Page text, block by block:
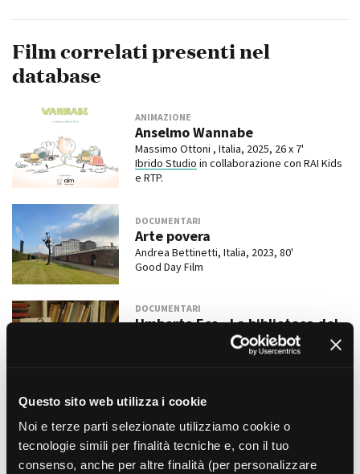
Questo sito web utilizza i cookie
Noi e terze parti selezionate utilizziamo cookie o
tecnologie simili per finalità tecniche e, con il tuo
consenso, anche per altre finalità (per personalizzare
BOOK DATABASE
NEWS
economia
Amministrazione trasparente
Bandi e gare
Contatti
Privacy
Cookie policy
Whistleblowing
Credits
Film correlati presenti nel
database
ANIMAZIONE
Anselmo Wannabe
Massimo Ottoni , Italia, 2025, 26 x 7'
Ibrido Studio in collaborazione con RAI Kids
e RTP.
DOCUMENTARI
Arte povera
Andrea Bettinetti, Italia, 2023, 80'
Good Day Film
DOCUMENTARI
Umberto Eco - La biblioteca del
Davide Ferrario, Italia, 2022, 80'
DOCUMENTARI
Marina Cicogna - La vita e tutto
il resto
Andrea Bettinetti, Italia-Francia, 2021, 78'
Kama Production, Femme Endomie